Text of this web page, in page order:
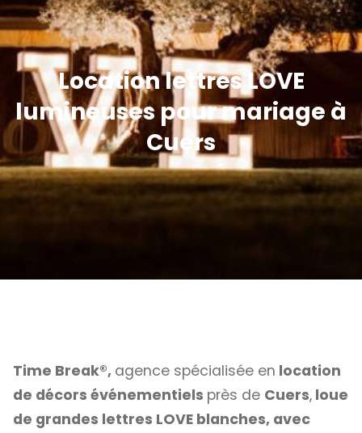
Location lettres LOVE
lumineuses pour mariage à
Cuers
Time Break®, agence spécialisée en location
de décors événementiels près de Cuers, loue
de grandes lettres LOVE blanches, avec